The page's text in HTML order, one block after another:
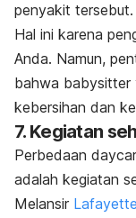
penyakit tersebut.
Hal ini karena
Anda. Namun,
bahwa babysitter
kebersihan dan
7. Kegiatan
Perbedaan
adalah kegiatan
Melansir